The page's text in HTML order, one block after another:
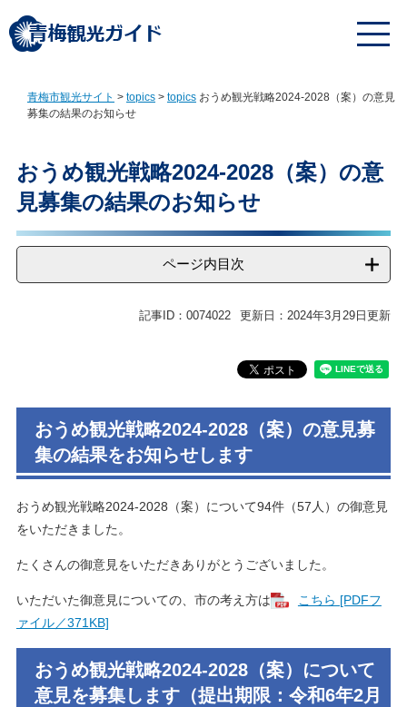
ー
ジ
ニ
ュ
青梅市観光サイト > topics > topics おうめ観光戦略2024-2028（案）の意見
募集の結果のお知らせ
文
おうめ観光戦略2024-2028（案）の意
見募集の結果のお知らせ
ページ内目次
記事ID：0074022 更新日：2024年3月29日更新
おうめ観光戦略2024-2028（案）の意見募
集の結果をお知らせします
おうめ観光戦略2024-2028（案）について94件（57人）の御意見
をいただきました。
たくさんの御意見をいただきありがとうございました。
いただいた御意見についての、市の考え方は
こちら [PDFフ
ァイル／371KB]
​おうめ観光戦略2024-2028（案）について
意見を募集します（提出期限：令和6年2月